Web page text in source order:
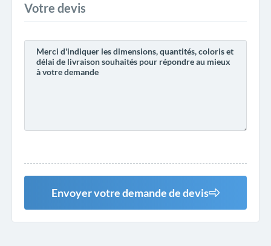
Votre devis
Envoyer votre demande de devis